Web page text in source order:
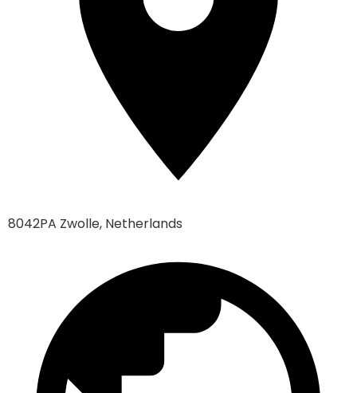
8042PA Zwolle, Netherlands